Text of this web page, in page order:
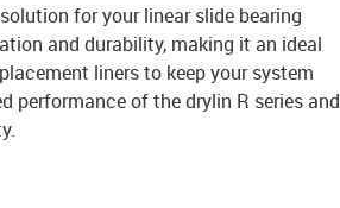
for your linear slide bearing
and durability, making it an ideal
liners to keep your system
performance of the drylin R series and